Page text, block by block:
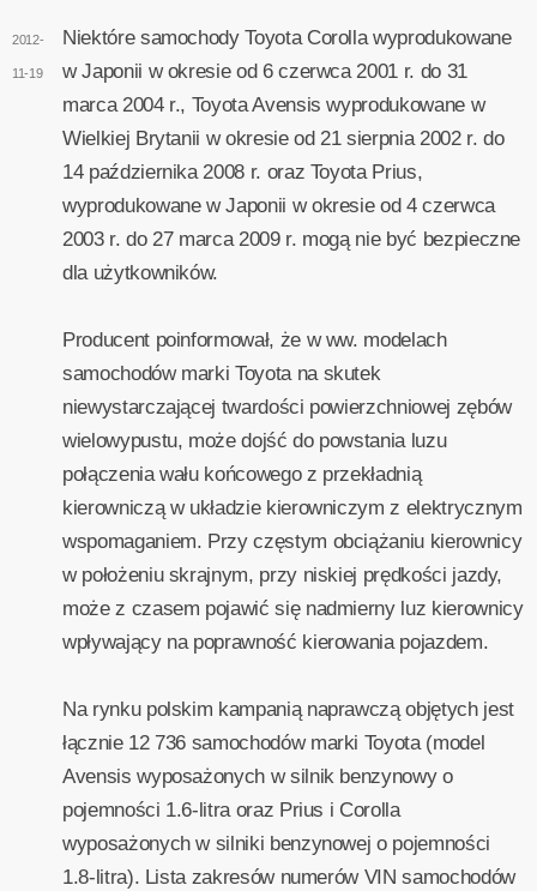
2012-
11-19
Niektóre samochody Toyota Corolla wyprodukowane
w Japonii w okresie od 6 czerwca 2001 r. do 31
marca 2004 r., Toyota Avensis wyprodukowane w
Wielkiej Brytanii w okresie od 21 sierpnia 2002 r. do
14 października 2008 r. oraz Toyota Prius,
wyprodukowane w Japonii w okresie od 4 czerwca
2003 r. do 27 marca 2009 r. mogą nie być bezpieczne
dla użytkowników.
Producent poinformował, że w ww. modelach
samochodów marki Toyota na skutek
niewystarczającej twardości powierzchniowej zębów
wielowypustu, może dojść do powstania luzu
połączenia wału końcowego z przekładnią
kierowniczą w układzie kierowniczym z elektrycznym
wspomaganiem. Przy częstym obciążaniu kierownicy
w położeniu skrajnym, przy niskiej prędkości jazdy,
może z czasem pojawić się nadmierny luz kierownicy
wpływający na poprawność kierowania pojazdem.
Na rynku polskim kampanią naprawczą objętych jest
łącznie 12 736 samochodów marki Toyota (model
Avensis wyposażonych w silnik benzynowy o
pojemności 1.6-litra oraz Prius i Corolla
wyposażonych w silniki benzynowej o pojemności
1.8-litra). Lista zakresów numerów VIN samochodów